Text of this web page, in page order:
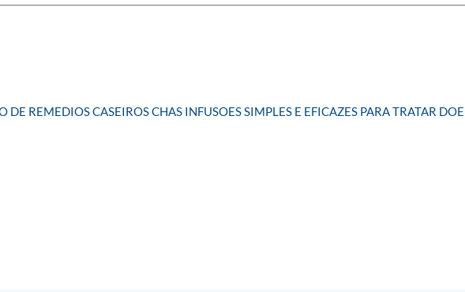
DE REMEDIOS CASEIROS CHAS INFUSOES SIMPLES E EFICAZES PARA TRATAR